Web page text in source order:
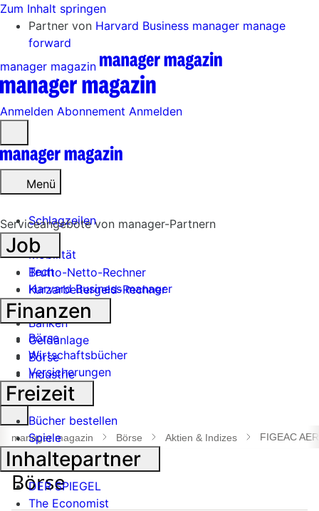
Zum Inhalt springen
Partner von Harvard Business manager manage
forward
manager magazin
Anmelden Abonnement Anmelden
öffnen
Menü
Schlagzeilen
Mobilität
Tech
Harvard Business manager
Handel
Banken
Geldanlage
Börse
Industrie
Suche
öffnen
manager magazin Börse Aktien & Indizes FIGEAC
Serviceangebote von manager-Partnern
Job
Brutto-Netto-Rechner
Kurzarbeitergeld-Rechner
Finanzen
Börse
Wirtschaftsbücher
Versicherungen
Freizeit
Bücher bestellen
Spiele
Inhaltepartner
DER SPIEGEL
The Economist